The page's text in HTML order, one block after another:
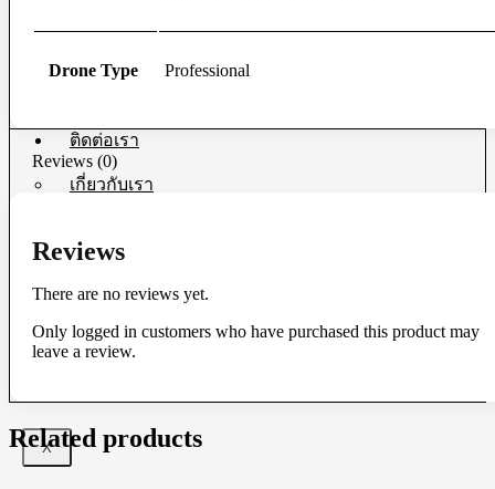
ลงทะเบียนรับประกันสินค้าเพิ่ม
ติดต่อเรา
เกี่ยวกับเรา
สมัครตัวแทน
สมัคร/เข้าสู่ระบบ
รีเซ็ตรหัสผ่าน
ข้อกำหนดและเงื่อนไขสำหรับพันธมิตร
X
Drone Type Professional
Reviews (0)
Reviews
There are no reviews yet.
Only logged in customers who have purchased this product may
leave a review.
Related products